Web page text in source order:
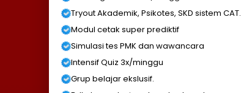
Tryout Akademik, Psikotes, SKD sistem CAT.
Modul cetak super prediktif
Simulasi tes PMK dan wawancara
Intensif Quiz 3x/minggu
Grup belajar ekslusif.